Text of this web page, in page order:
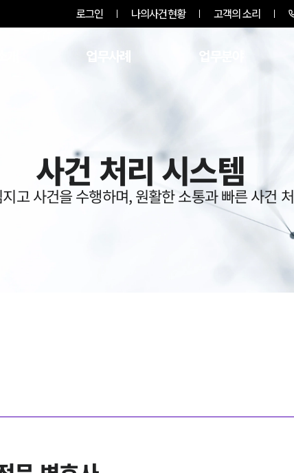
로그인 나의사건현황 고객의 소리
업무사례 업무분야
사건 처리 시스템
고 사건을 수행하며, 원활한 소통과 빠른 사건